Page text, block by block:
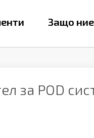
Защо ние
за POD